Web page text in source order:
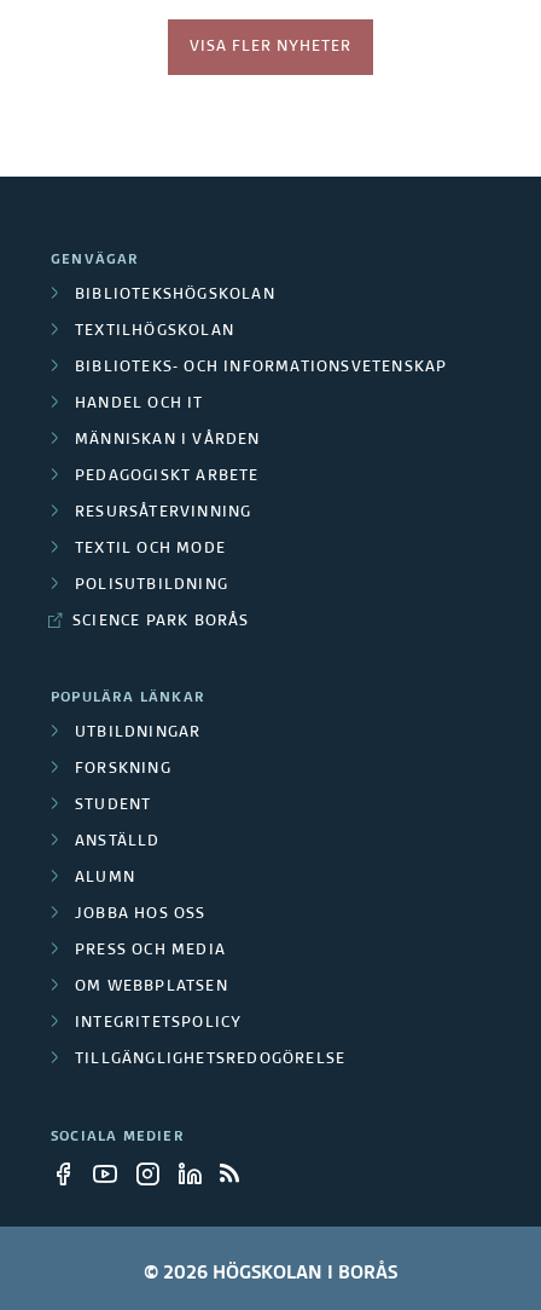
VISA FLER NYHETER
GENVÄGAR
BIBLIOTEKSHÖGSKOLAN
TEXTILHÖGSKOLAN
BIBLIOTEKS- OCH INFORMATIONSVETENSKAP
HANDEL OCH IT
MÄNNISKAN I VÅRDEN
PEDAGOGISKT ARBETE
RESURSÅTERVINNING
TEXTIL OCH MODE
POLISUTBILDNING
SCIENCE PARK BORÅS
POPULÄRA LÄNKAR
UTBILDNINGAR
FORSKNING
STUDENT
ANSTÄLLD
ALUMN
JOBBA HOS OSS
PRESS OCH MEDIA
OM WEBBPLATSEN
INTEGRITETSPOLICY
TILLGÄNGLIGHETSREDOGÖRELSE
SOCIALA MEDIER
© 2026 HÖGSKOLAN I BORÅS